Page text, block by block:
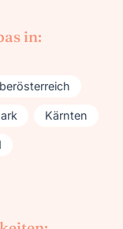
in:
Kärnten